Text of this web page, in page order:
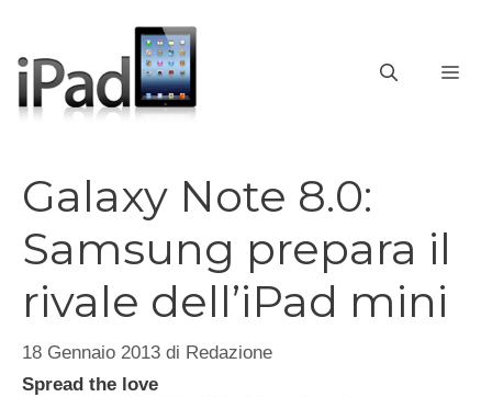
contenuto
Galaxy Note 8.0:
Samsung prepara il
rivale dell’iPad mini
18 Gennaio 2013 di Redazione
Spread the love